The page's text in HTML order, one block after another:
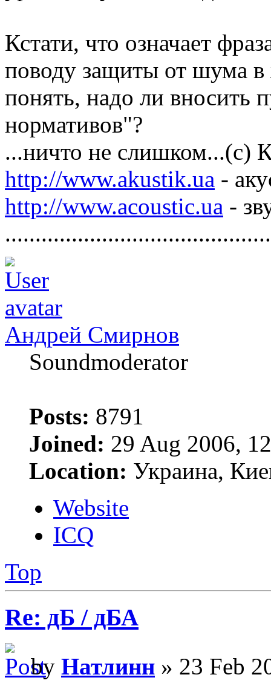
Кстати, что означает
поводу защиты от шума
понять, надо ли вносить
нормативов"?
...ничто не слишком...(с)
http://www.akustik.ua -
http://www.acoustic.ua -
............................................
Андрей Смирнов
Soundmoderator
Posts: 8791
Joined: 29 Aug 2006,
Location: Украина,
Website
ICQ
Top
Re: дБ / дБА
by Натлинн » 23 Feb